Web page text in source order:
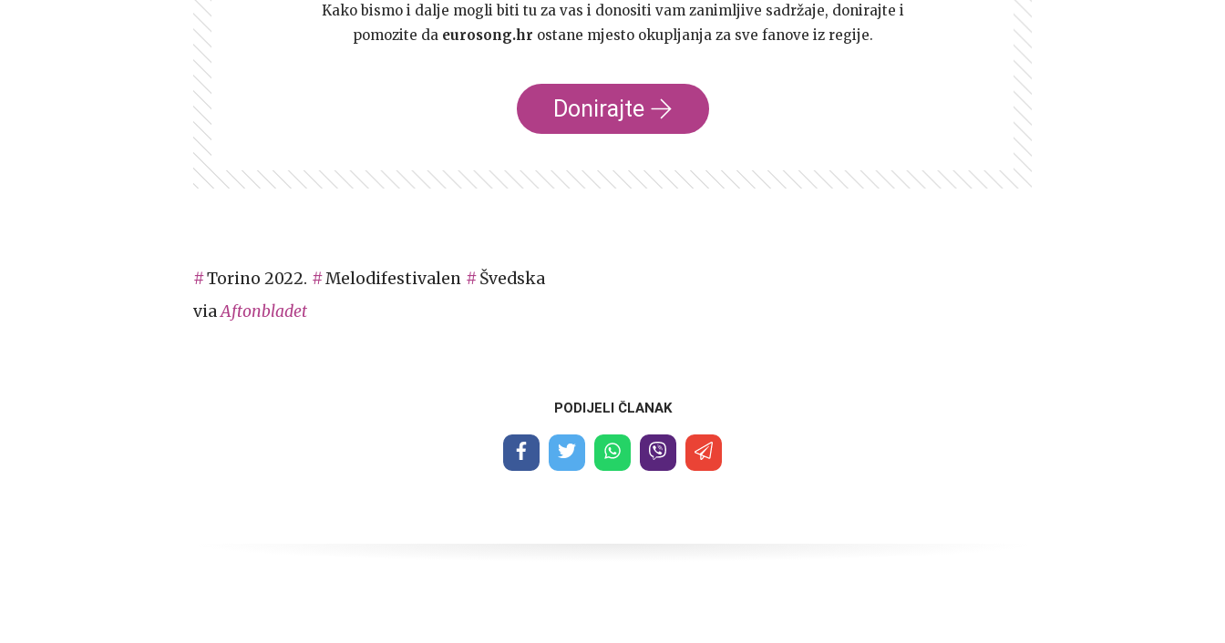
Kako bismo i dalje mogli biti tu za vas i donositi vam zanimljive sadržaje, donirajte i
pomozite da eurosong.hr ostane mjesto okupljanja za sve fanove iz regije.
Donirajte
Torino 2022. Melodifestivalen
Švedska
viaAftonbladet
PODIJELI ČLANAK